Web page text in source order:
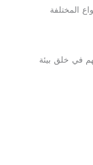
المختلفة
في خلق بيئة